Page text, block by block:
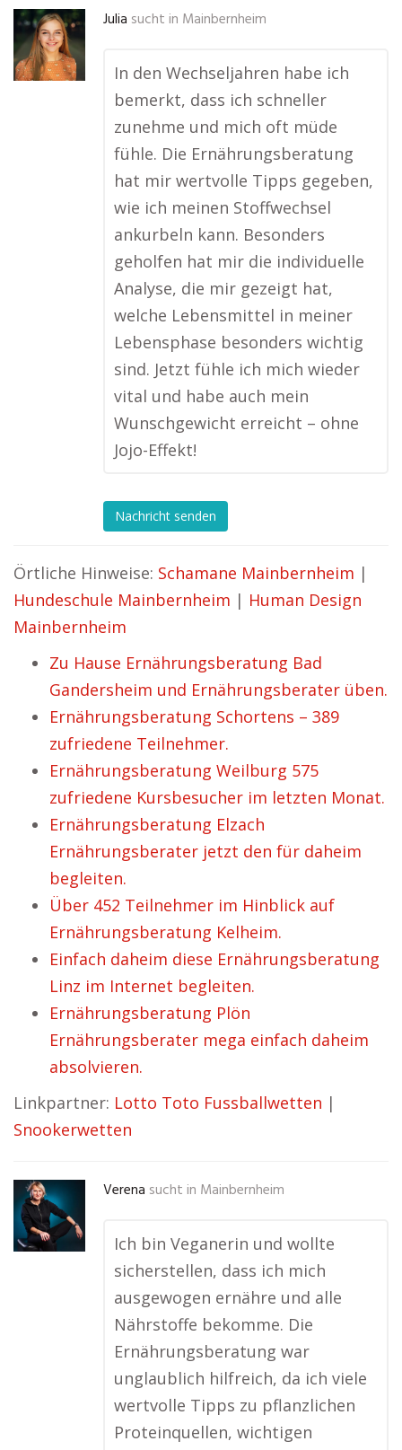
Julia sucht in Mainbernheim
In den Wechseljahren habe ich
bemerkt, dass ich schneller
zunehme und mich oft müde
fühle. Die Ernährungsberatung
hat mir wertvolle Tipps gegeben,
wie ich meinen Stoffwechsel
ankurbeln kann. Besonders
geholfen hat mir die individuelle
Analyse, die mir gezeigt hat,
welche Lebensmittel in meiner
Lebensphase besonders wichtig
sind. Jetzt fühle ich mich wieder
vital und habe auch mein
Wunschgewicht erreicht – ohne
Jojo-Effekt!
Nachricht senden
Örtliche Hinweise: Schamane Mainbernheim |
Hundeschule Mainbernheim | Human Design
Mainbernheim
Zu Hause Ernährungsberatung Bad
Gandersheim und Ernährungsberater üben.
Ernährungsberatung Schortens – 389
zufriedene Teilnehmer.
Ernährungsberatung Weilburg 575
zufriedene Kursbesucher im letzten Monat.
Ernährungsberatung Elzach
Ernährungsberater jetzt den für daheim
begleiten.
Über 452 Teilnehmer im Hinblick auf
Ernährungsberatung Kelheim.
Einfach daheim diese Ernährungsberatung
Linz im Internet begleiten.
Ernährungsberatung Plön
Ernährungsberater mega einfach daheim
absolvieren.
Linkpartner: Lotto Toto Fussballwetten |
Snookerwetten
Verena sucht in Mainbernheim
Ich bin Veganerin und wollte
sicherstellen, dass ich mich
ausgewogen ernähre und alle
Nährstoffe bekomme. Die
Ernährungsberatung war
unglaublich hilfreich, da ich viele
wertvolle Tipps zu pflanzlichen
Proteinquellen, wichtigen